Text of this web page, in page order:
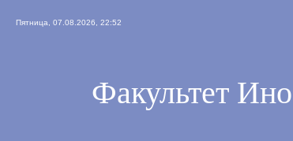
Пятница, 07.08.2026, 22:52
Факультет